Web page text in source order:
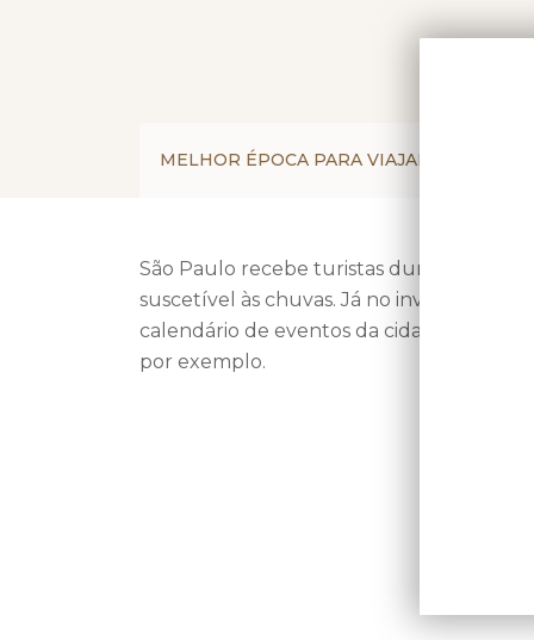
MELHOR ÉPOCA PARA VIAJAR
São Paulo recebe turistas durante todos
suscetível às chuvas. Já no inverno, os
calendário de eventos da cidade, que
por exemplo.